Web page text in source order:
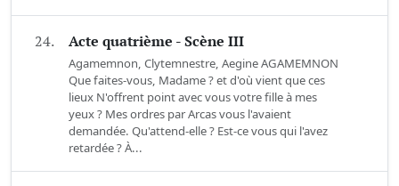
24. Acte quatrième - Scène III
Agamemnon, Clytemnestre, Aegine AGAMEMNON
Que faites-vous, Madame ? et d'où vient que ces
lieux N'offrent point avec vous votre fille à mes
yeux ? Mes ordres par Arcas vous l'avaient
demandée. Qu'attend-elle ? Est-ce vous qui l'avez
retardée ? À...